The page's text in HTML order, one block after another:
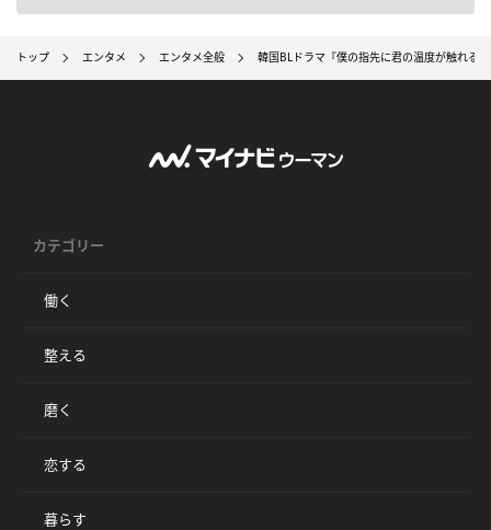
トップ エンタメ エンタメ全般 韓国BLドラマ『僕の指先に君の温度が触れる
カテゴリー
働く
整える
磨く
恋する
暮らす